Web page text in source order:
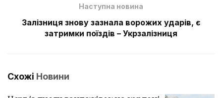
Наступна новина
Залізниця знову зазнала ворожих ударів, є
затримки поїздів – Укрзалізниця
Схожі Новини